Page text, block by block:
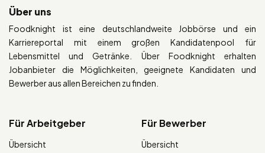
Über uns
Foodknight ist eine deutschlandweite Jobbörse und ein
Karriereportal mit einem großen Kandidatenpool für
Lebensmittel und Getränke. Über Foodknight erhalten
Jobanbieter die Möglichkeiten, geeignete Kandidaten und
Bewerber aus allen Bereichen zu finden.
Für Arbeitgeber
Übersicht
Für Bewerber
Übersicht